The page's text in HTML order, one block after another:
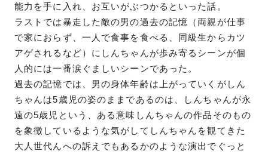
能力を手に入れ、お互いがぶつかるといった話。
ラストでは暴走した敵の男の過去の記憶（両親が仕事
で家におらず、一人で食事を食べる、同級生からカツ
アゲされるなど）にしんちゃんが歩み寄るシーンが個
人的には一番涙ぐましいシーンであった。
過去の記憶では、男の身体年齢は上がっていくがしん
ちゃんは5歳児の姿のままであるのは、しんちゃんが永
遠の5歳児という、ある意味しんちゃんの作品そのもの
を象徴しているような気がしてしんちゃんを観てきた
大人世代んへの訴えでもあるかのような演出でぐっと